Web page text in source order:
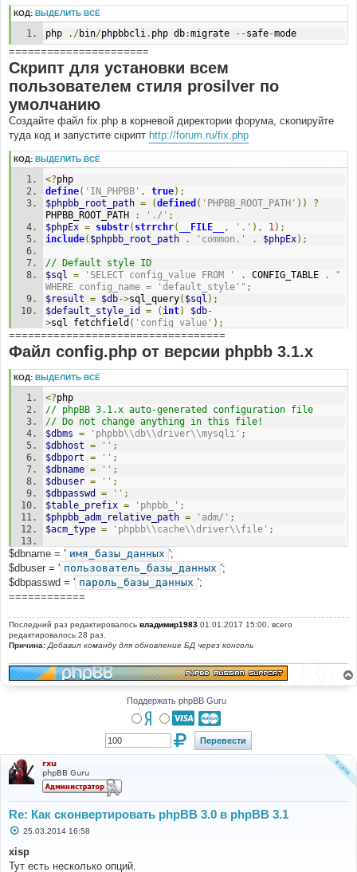
КОД: ВЫДЕЛИТЬ ВСЁ
php ./bin/phpbbcli. php db:migrate --safe-mode
======================
Скрипт для установки всем
пользователем стиля prosilver по
умолчанию
Создайте файл fix.php в корневой директории форума, скопируйте
туда код и запустите скрипт http://forum.ru/fix.php
КОД: ВЫДЕЛИТЬ ВСЁ
<?php
define( 'IN_PHPBB' , true);
$phpbb_root_path = (defined ( 'PHPBB_ROOT_PATH' ))
?
PHPBB_ROOT_PATH
: './' ;
$phpEx = substr( strrchr( __FILE__ , '.' ), 1);
include( $phpbb_root_path . 'common.' . $phpEx);
// Default style ID
$sql = 'SELECT config_value FROM ' . CONFIG_TABLE .
"
WHERE config_name = 'default_style'" ;
$result = $db->sql_query( $sql );
$default_style_id
= (int) $db-
>sql_fetchfield ( 'config_value' );
$db->sql_freeresult($result);
// Default style name
$sql = 'SELECT style_name FROM ' . STYLES_TABLE . '
WHERE style_id = '
$result
$default_style_name = $db-
> sql_fetchfield( 'style_name' );
$db-> sql_freeresult ( $result );
// Active styles
$sql =
'SELECT style_id, style_name, style_active
FROM '
. STYLES_TABLE
$result = $db ->
while
$row = $db ->sql_fetchrow
{
$styles_list[] = $row;
$db->sql_freeresult($result);
echo 'Default style: ' . $default_style_name
$default_style_id
$exists = file_exists('./styles/' .
$default_style_name
{
echo 'Default style exists, no work to be done.'
'./styles/prosilver/style.cfg'
echo 'Prosilver does not exist. Please upload a
copy of prosilver from the <a
href="https://www.phpbb.com/downloads/">3.1.0 Full
Package</a>.';
exit;
}
$prosilver
==================================
Файл config.php от версии phpbb 3.1.x
КОД: ВЫДЕЛИТЬ ВСЁ
<?php
// phpBB 3.1.x auto-generated configuration file
// Do not change anything in this file!
$dbms = 'phpbb\\db\\driver\\mysqli' ;
$dbhost = '' ;
$dbport = '' ;
$dbname = '' ;
$dbuser = '' ;
$dbpasswd
= '' ;
$table_prefix = 'phpbb_' ;
$phpbb_adm_relative_path = 'adm/' ;
$acm_type = 'phpbb\\cache\\driver\\file' ;
@define( 'PHPBB_INSTALLED'
//@define('DEBUG', true);
//@define('PHPBB_DISPLAY_LOAD_TIME', true);
$dbname = ' имя_базы_данных ';
$dbuser = ' пользователь_базы_данных ';
$dbpasswd = ' пароль_базы_данных ';
============
Последний раз редактировалось владимир1983 01.01.2017 15:00, всего
редактировалось 28 раз.
Причина: Добавил команду для обновление БД через консоль
Поддержать phpBB Guru
rxu
phpBB Guru
Re: Как сконвертировать phpBB 3.0 в phpBB 3.1
С
о
б
щ
25.03.2014 16:58
xisp
Тут есть несколько опций.